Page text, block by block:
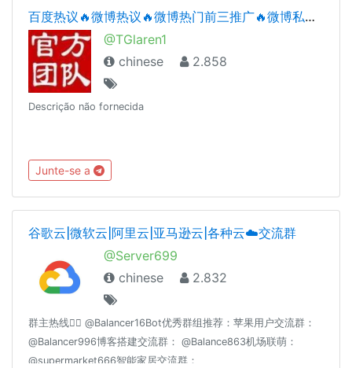
百度热议🔥微博热议🔥微博热门前三推广🔥微博私信协议🔥拉人/拉群🔥僵尸粉🔥TG拉群🔥TG拉人🔥微博私信协议🔥拉群🔥群拉人微博账号热门🔥电报纸飞机拉人，指定群拉人🔥
@TGlaren1
chinese
2.858
Descrição não fornecida
Junte-se a
谷歌云|微软云|阿里云|亚马逊云|各种云☁️交流群
@Server699
chinese
2.832
群主热线👉🏻 @Balancer16Bot优秀群组推荐：苹果用户交流群：
@Balancer996博客搭建交流群： @Balance863机场联萌：
@supermarket666智能家居交流群：